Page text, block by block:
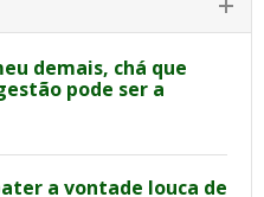
demais, chá que
pode ser a
a vontade louca de